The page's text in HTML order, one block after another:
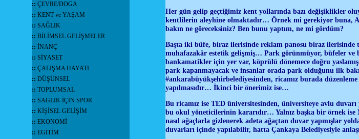
:: ÇEVRE/DOGA
:: KENT ve YAŞAM
:: SAĞLIK
:: BİLİMSEL GELİŞMELER
:: İNANÇ
:: SİYASET
:: ÇALIŞMA HAYATI
:: DÜŞÜNSEL
:: TOPLUMSAL
:: SAGLIK İÇİN SPOR
:: KİŞİSEL GELİŞİM
:: EKONOMİ
:: EGİTİM
Her gün gelip geçtiğimiz kent yollarında bazı değişiklikler
kentlilerin aleyhine olmaktadır… Örnek mi gerekiyor buna,
bakın ne göreceksiniz? Ben bunu yaptım, ne mi gördüm?
Başta iki büfe, biraz ilerisinde reklam panosu biraz ilerisinde
muhafazakâr estetik gelişmiş… Park görünmüyor, büfeler ve
bankamatikler için yer var, köprülü dönemece doğru
park kapanmayacak ve insanlar orada park olduğunu ilk
#ankarabüyükşehirbelediyesinden, ricamız burada düzenleme
yapılmasıdır… İkinci bir önerimiz ise…
Bu ricamız ise TED üniversitesinden, üniversiteye avlu
bu okul yöneticilerinin kararıdır… Yalnız başka bir örnek ise
nasıl ağaçlarla gizlenerek adeta ağaçtan duvar yapmışlar
duvarları içinde yapılabilir, hatta Çankaya Belediyesiyle